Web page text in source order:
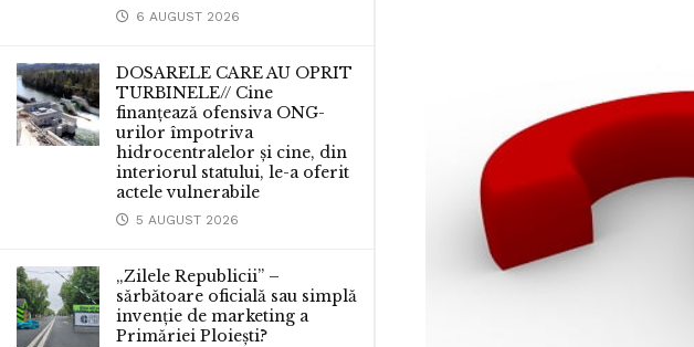
6 AUGUST 2026
DOSARELE CARE AU OPRIT
TURBINELE// Cine
finanțează ofensiva ONG-
urilor împotriva
hidrocentralelor și cine, din
interiorul statului, le-a oferit
actele vulnerabile
5 AUGUST 2026
„Zilele Republicii” –
sărbătoare oficială sau simplă
invenție de marketing a
Primăriei Ploiești?